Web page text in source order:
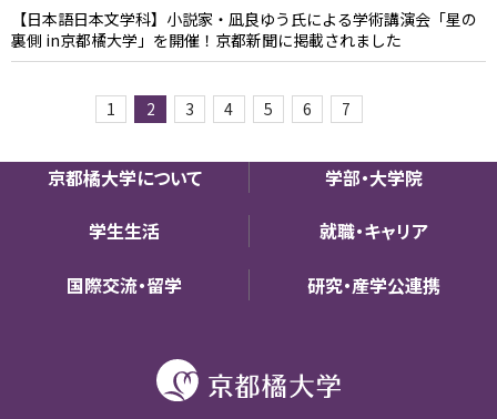
【日本語日本文学科】小説家・凪良ゆう氏による学術講演会「星の
裏側 in京都橘大学」を開催！京都新聞に掲載されました
1 2 3 4 5 6 7
京都橘大学について 学部・大学院
学生生活 就職・キャリア
国際交流・留学 研究・産学公連携